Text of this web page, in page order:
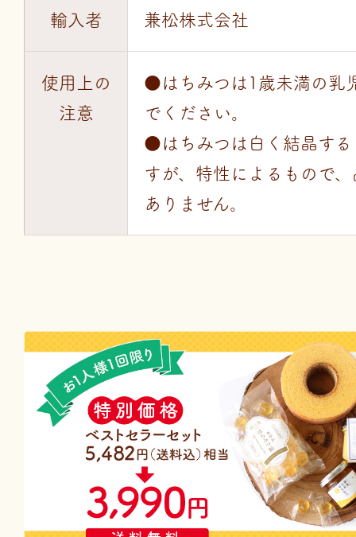
輸入者 兼松株式会社
使用上の
注意
●はちみつは1歳未満の乳
でください。
●はちみつは白く結晶する
すが、特性によるもので
ありません。